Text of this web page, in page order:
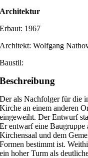
Architektur
Erbaut: 1967
Architekt: Wolfgang
Baustil:
Beschreibung
Der als Nachfolger für die
Kirche an einem anderen
eingeweiht. Der Entwurf
Er entwarf eine Baugruppe
Kirchensaal und dem
Formen bestimmt ist.
ein hoher Turm als